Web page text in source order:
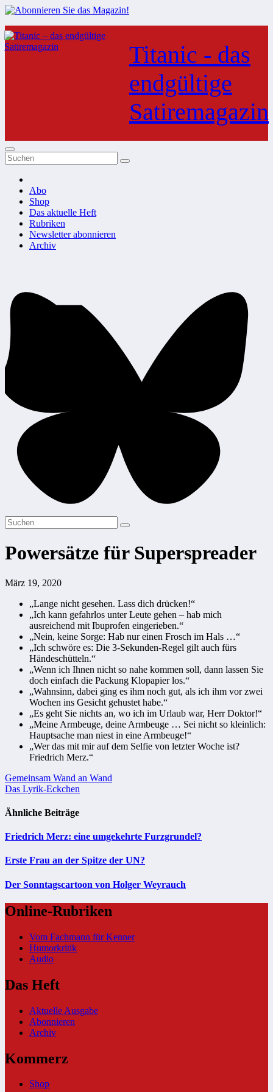
Zum
Inhalt
springen
Titanic - das
endgültige
Satiremagazin
Abo
Shop
Das aktuelle Heft
Rubriken
Newsletter abonnieren
Archiv
Powersätze für Superspreader
März 19, 2020
„Lange nicht gesehen. Lass dich drücken!“
„Ich kann gefahrlos unter Leute gehen – hab mich
ausreichend mit Ibuprofen eingerieben.“
„Nein, keine Sorge: Hab nur einen Frosch im Hals …“
„Ich schwöre es: Die 3-Sekunden-Regel gilt auch fürs
Händeschütteln.“
„Wenn ich Ihnen nicht so nahe kommen soll, dann lassen Sie
doch einfach die Packung Klopapier los.“
„Wahnsinn, dabei ging es ihm noch gut, als ich ihm vor zwei
Wochen ins Gesicht gehustet habe.“
„Es geht Sie nichts an, wo ich im Urlaub war, Herr Doktor!“
„Meine Armbeuge, deine Armbeuge … Sei nicht so kleinlich:
Hauptsache man niest in eine Armbeuge!“
„Wer das mit mir auf dem Selfie von letzter Woche ist?
Friedrich Merz.“
Beitragsnavigation
Gemeinsam Wand an Wand
Das Lyrik-Eckchen
Ähnliche Beiträge
Friedrich Merz: eine umgekehrte Furzgrundel?
Erste Frau an der Spitze der UN?
Der Sonntagscartoon von Holger Weyrauch
Online-Rubriken
Vom Fachmann für Kenner
Humorkritik
Audio
Das Heft
Aktuelle Ausgabe
Abonnieren
Archiv
Kommerz
Shop